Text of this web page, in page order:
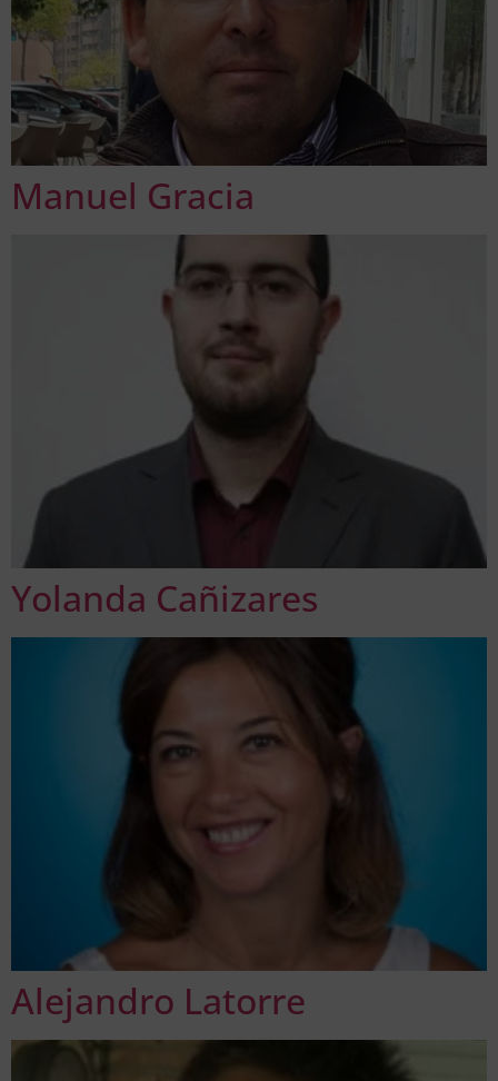
Manuel Gracia
Yolanda Cañizares
Alejandro Latorre